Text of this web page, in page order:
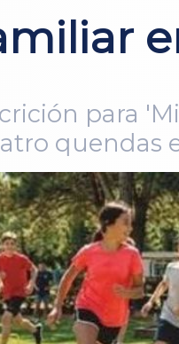
para
quendas